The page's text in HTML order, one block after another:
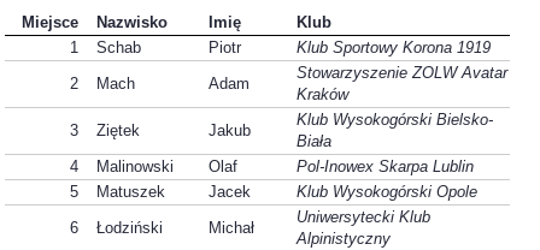
Miejsce Nazwisko Imię
Klub
1
Schab Piotr
Klub Sportowy Korona 1919
2
Mach Adam
Stowarzyszenie ZOLW Avatar
Kraków
3
Ziętek Jakub
Klub Wysokogórski Bielsko-
Biała
4
Malinowski Olaf
Pol-Inowex Skarpa Lublin
5
Matuszek Jacek
Klub Wysokogórski Opole
6
Łodziński Michał
Uniwersytecki Klub
Alpinistyczny